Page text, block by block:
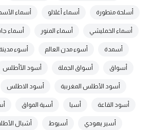
أسلحة متطورة أسماء أغلالو أسماء
أسماء الخمليشي أسماء المنور أسماء
أسمدة أسوء مدن العالم أسوء مدينة
أسواق أسواق الجملة أسود الأأطلس
أسود الأطلس المغربية أسود الاطلس
أسود القاعة أسيا أسية المواق
أسير يهودي أسيوط أشبال